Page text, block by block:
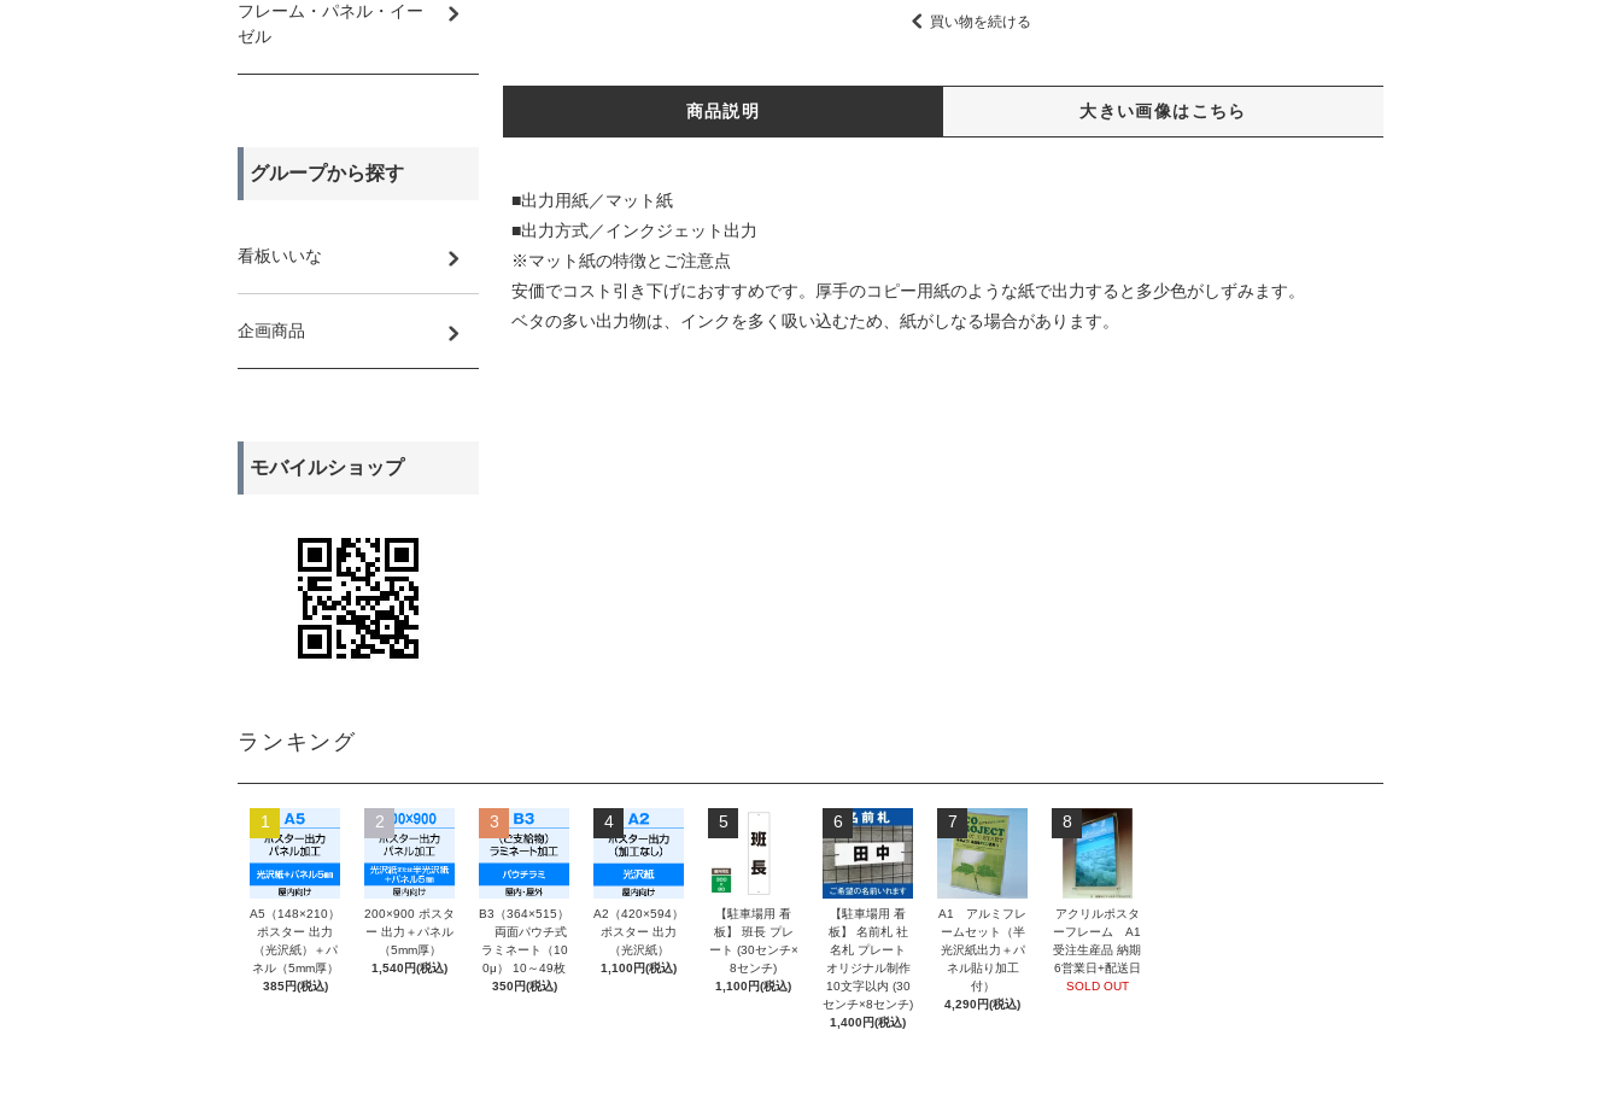
買い物を続ける
商品説明 大きい画像はこちら
■出力用紙／マット紙
■出力方式／インクジェット出力
※マット紙の特徴とご注意点
安価でコスト引き下げにおすすめです。厚手のコピー用紙のような紙で出力すると多少色がしずみます。
ベタの多い出力物は、インクを多く吸い込むため、紙がしなる場合があります。
フレーム・パネル・イー
ゼル
グループから探す
看板いいな
企画商品
モバイルショップ
ランキング
1
A5（148×210）
ポスター 出力
（光沢紙）＋パ
ネル（5mm厚）
385円(税込)
2
200×900 ポスタ
ー 出力＋パネル
（5mm厚）
1,540円(税込)
3
B3（364×515）
両面パウチ式
ラミネート（10
0μ） 10～49枚
350円(税込)
4
A2（420×594）
ポスター 出力
（光沢紙）
1,100円(税込)
5
【駐車場用 看
板】 班長 プレ
ート (30センチ×
8センチ)
1,100円(税込)
6
【駐車場用 看
板】 名前札 社
名札 プレート
オリジナル制作
10文字以内 (30
センチ×8センチ)
1,400円(税込)
7
A1 アルミフレ
ームセット（半
光沢紙出力＋パ
ネル貼り加工
付）
4,290円(税込)
8
アクリルポスタ
ーフレーム A1
受注生産品 納期
6営業日+配送日
SOLD OUT